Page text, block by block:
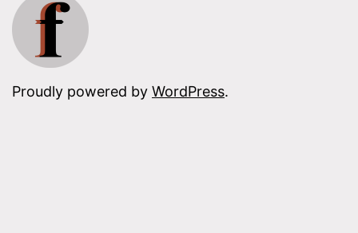
Proudly powered by WordPress.